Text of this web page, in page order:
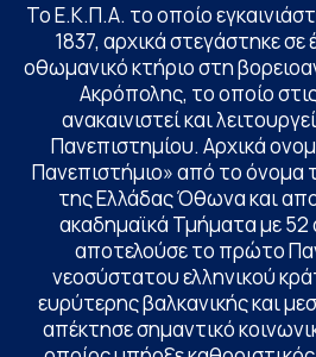
Το Ε.Κ.Π.Α. το οποίο
1837, αρχικά στεγάστηκε σε
οθωμανικό κτήριο στη
Ακρόπολης, το οποίο
ανακαινιστεί και
Πανεπιστημίου. Αρχικά
Πανεπιστήμιο» από το όνομα
της Ελλάδας Όθωνα και
ακαδημαϊκά Τμήματα με
αποτελούσε το πρώτο
νεοσύστατου ελληνικού
ευρύτερης βαλκανικής και
απέκτησε σημαντικό